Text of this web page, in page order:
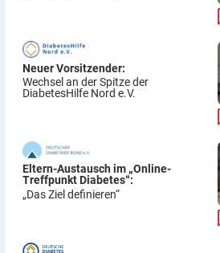
Neuer Vorsitzender:
Wechsel an der Spitze der
DiabetesHilfe Nord e.V.
Eltern-Austausch im „Online-
Treffpunkt Diabetes“:
„Das Ziel definieren“